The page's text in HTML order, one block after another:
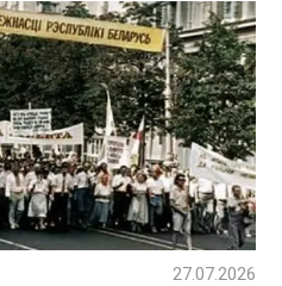
27.07.2026